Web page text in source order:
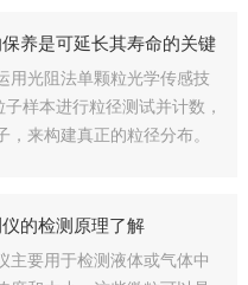
的大小和数量。广泛应用
养是可延长其寿命的关键
用光阻法单颗粒光学传感技
样本进行粒径测试并计数，
，来构建真正的粒径分布。
同时收集颗粒...
的检测原理了解
主要用于检测液体或气体中